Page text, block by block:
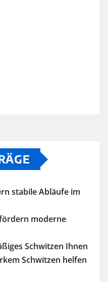
stabile Abläufe im
moderne
Schwitzen Ihnen
Schwitzen helfen